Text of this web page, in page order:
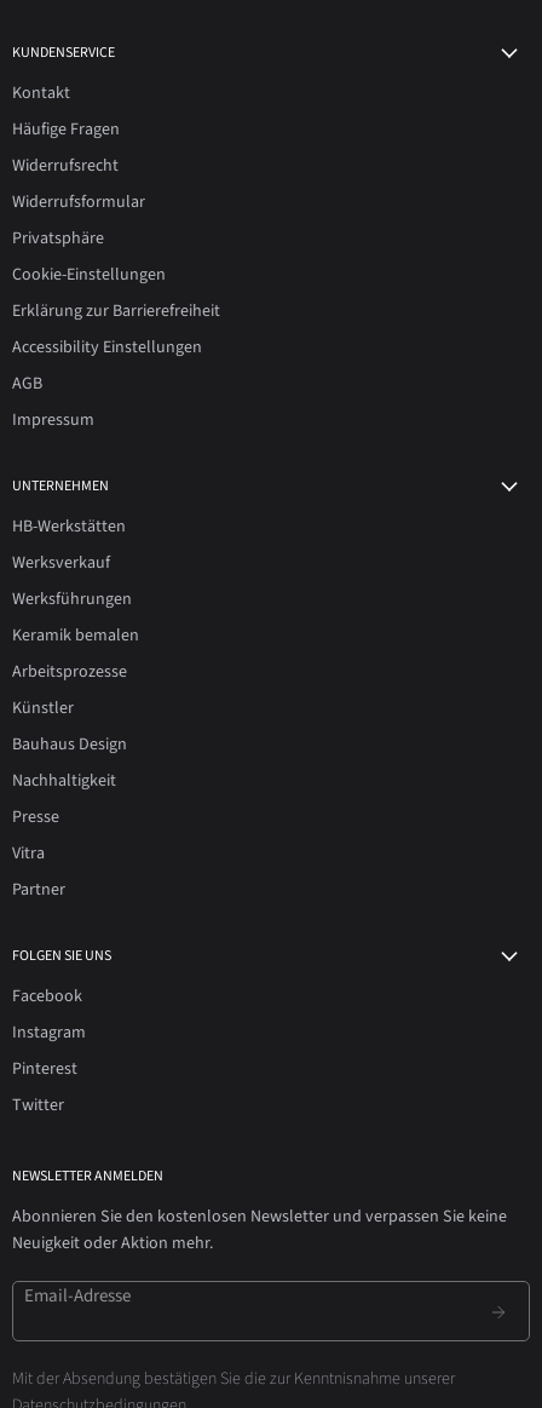
KUNDENSERVICE
Kontakt
Häufige Fragen
Widerrufsrecht
Widerrufsformular
Privatsphäre
Cookie-Einstellungen
Erklärung zur Barrierefreiheit
Accessibility Einstellungen
AGB
Impressum
UNTERNEHMEN
HB-Werkstätten
Werksverkauf
Werksführungen
Keramik bemalen
Arbeitsprozesse
Künstler
Bauhaus Design
Nachhaltigkeit
Presse
Vitra
Partner
FOLGEN SIE UNS
Facebook
Instagram
Pinterest
Twitter
NEWSLETTER ANMELDEN
Abonnieren Sie den kostenlosen Newsletter und verpassen Sie keine
Neuigkeit oder Aktion mehr.
Email-Adresse
Mit der Absendung bestätigen Sie die zur Kenntnisnahme unserer